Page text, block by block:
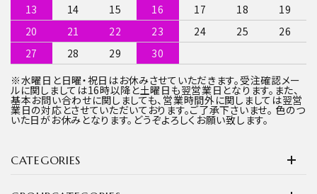
CATEGORIES
13
14 15 16 17 18
19
20
21 22 23 24 25
26
27
28 29
30
※水曜日と日曜・祝日はお休みさせていただきます。受注確認メー
ルに関しましては16時以降と土曜日も翌営業日となります。また、
基本お問い合わせに関しましても、営業時間外に関しましては翌営
業日の対応とさせていただいております。ご了承下さいませ。 色のつ
いた日がお休みとなります。どうぞよろしくお願い致します。